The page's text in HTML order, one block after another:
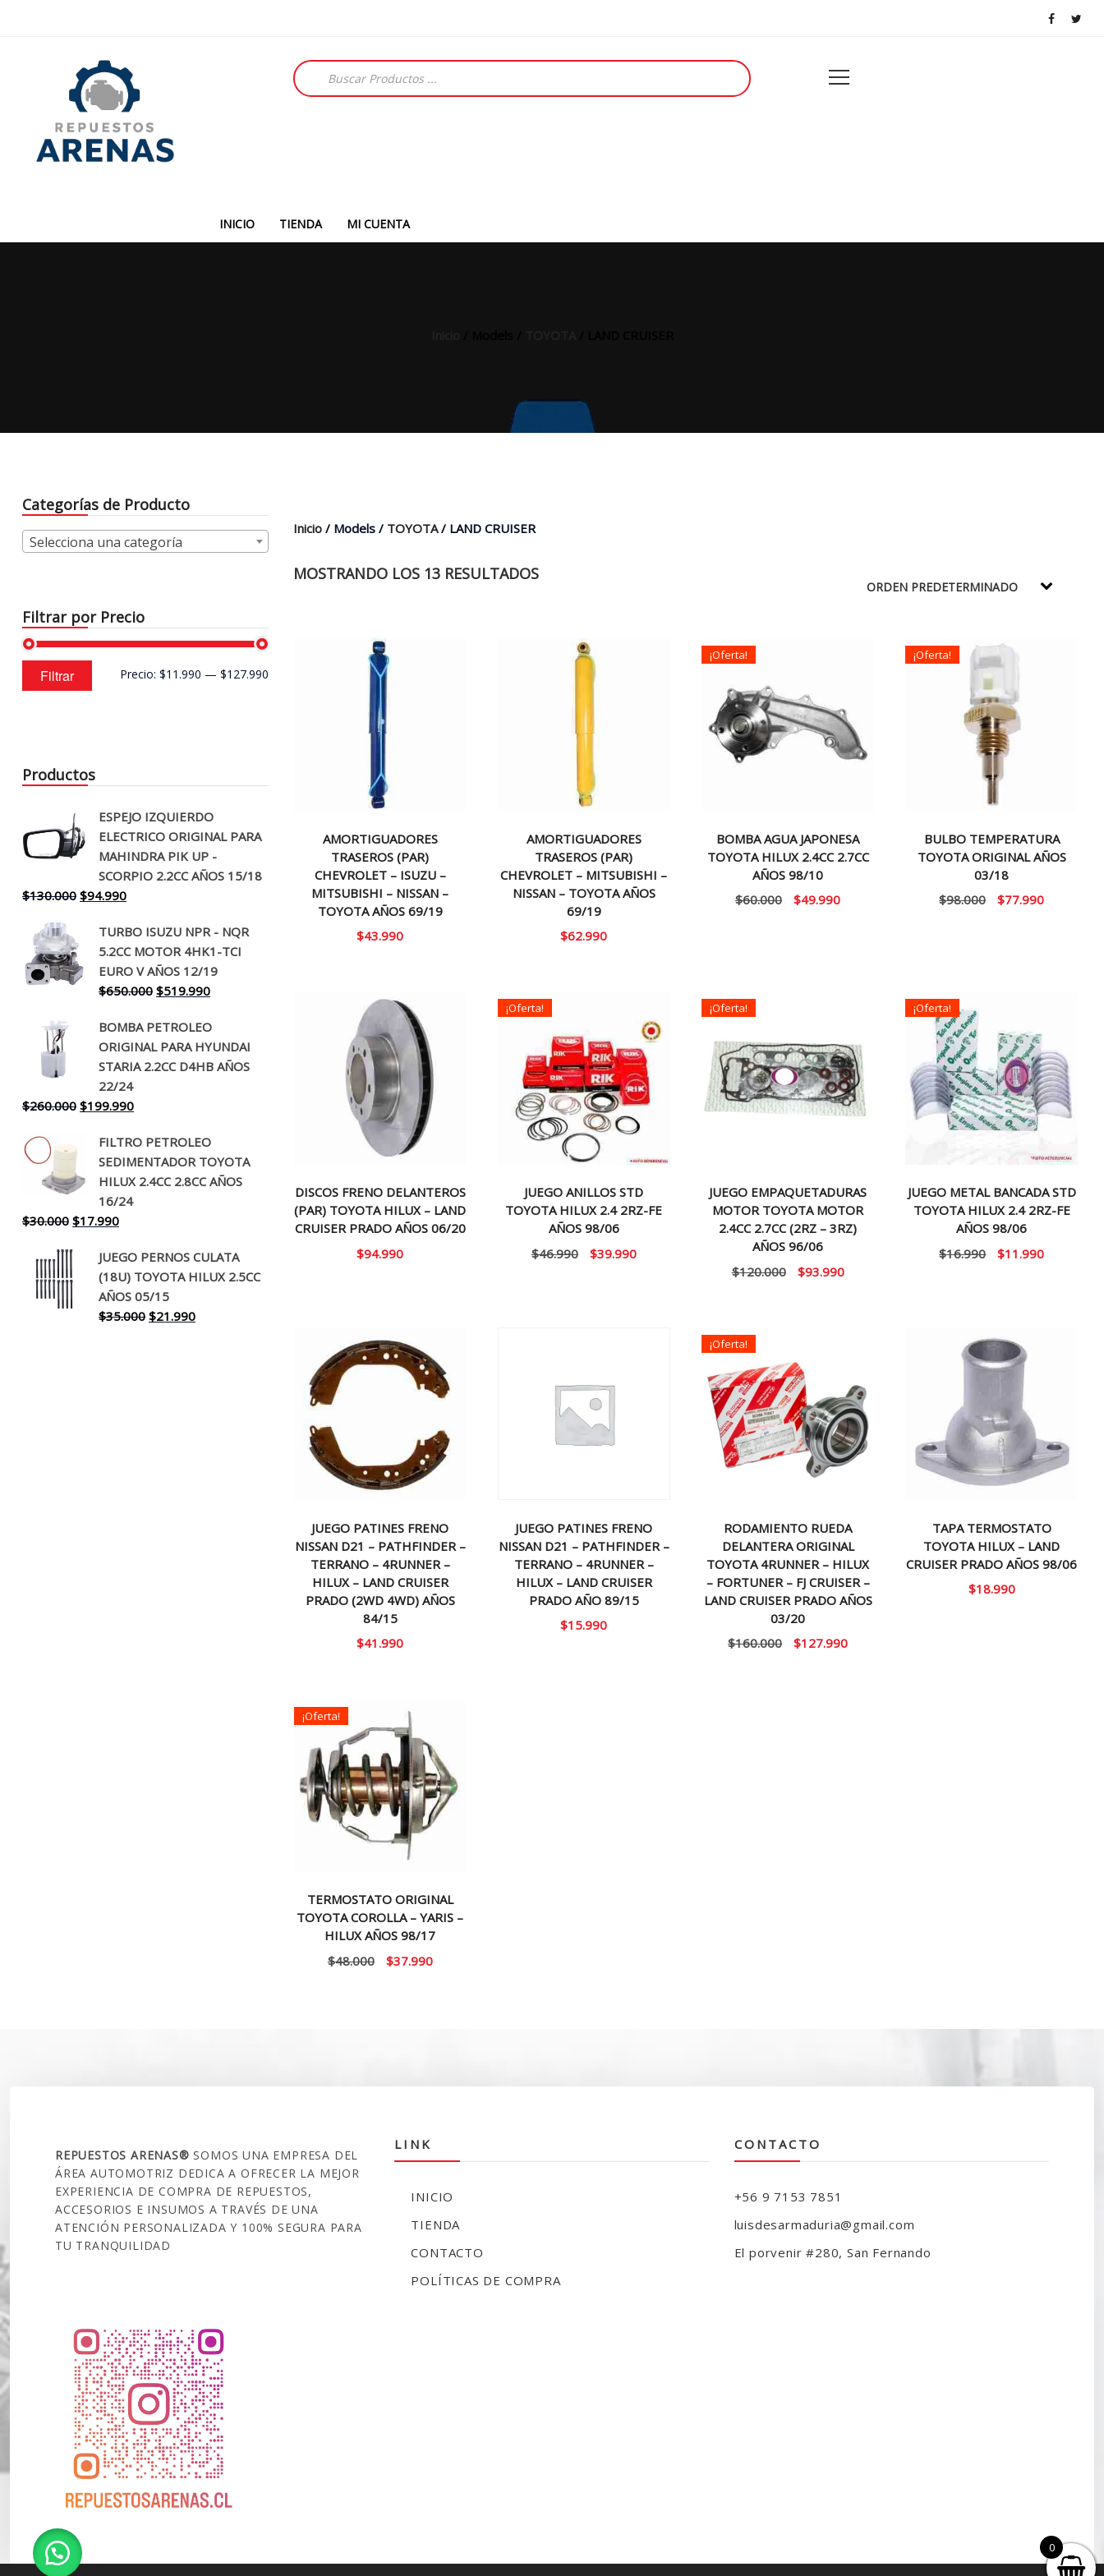
Búsqueda
de
productos
INICIO TIENDA MI CUENTA
Categorías de Producto
Selecciona una categoría
Filtrar por Precio
Precio
mínimo
Precio
máximo
Filtrar Precio: $11.990 — $127.990
Productos
ESPEJO IZQUIERDO
ELECTRICO ORIGINAL PARA
MAHINDRA PIK UP -
SCORPIO 2.2CC AÑOS 15/18
$130.000 El
original
era:
$130.000.
$94.990El
actual
es:
$94.990.
TURBO ISUZU NPR - NQR
5.2CC MOTOR 4HK1-TCI
EURO V AÑOS 12/19
$650.000 El
original
era:
$650.000.
$519.990El
actual
es:
$519.990.
BOMBA PETROLEO
ORIGINAL PARA HYUNDAI
STARIA 2.2CC D4HB AÑOS
22/24
$260.000 El
original
era:
$260.000.
$199.990El
actual
es:
$199.990.
FILTRO PETROLEO
SEDIMENTADOR TOYOTA
HILUX 2.4CC 2.8CC AÑOS
16/24
$30.000 El
original
era:
$30.000.
$17.990El
actual
es:
$17.990.
JUEGO PERNOS CULATA
(18U) TOYOTA HILUX 2.5CC
AÑOS 05/15
$35.000 El
$21.990El
Inicio / Models / TOYOTA/ LAND CRUISER
MOSTRANDO LOS 13 RESULTADOS
AMORTIGUADORES
TRASEROS (PAR)
CHEVROLET – ISUZU –
MITSUBISHI – NISSAN –
TOYOTA AÑOS 69/19
$43.990
AMORTIGUADORES
TRASEROS (PAR)
CHEVROLET – MITSUBISHI –
NISSAN – TOYOTA AÑOS
69/19
$62.990
¡Oferta!
BOMBA AGUA JAPONESA
TOYOTA HILUX 2.4CC 2.7CC
AÑOS 98/10
$60.000
El
$49.990El
¡Oferta!
BULBO TEMPERATURA
TOYOTA ORIGINAL AÑOS
03/18
$98.000
El
$77.990El
DISCOS FRENO DELANTEROS
(PAR) TOYOTA HILUX – LAND
CRUISER PRADO AÑOS 06/20
$94.990
¡Oferta!
JUEGO ANILLOS STD
TOYOTA HILUX 2.4 2RZ-FE
AÑOS 98/06
$46.990
El
$39.990El
¡Oferta!
JUEGO EMPAQUETADURAS
MOTOR TOYOTA MOTOR
2.4CC 2.7CC (2RZ – 3RZ)
AÑOS 96/06
$120.000
El
$93.990El
¡Oferta!
JUEGO METAL BANCADA STD
TOYOTA HILUX 2.4 2RZ-FE
AÑOS 98/06
$16.990
El
$11.990El
JUEGO PATINES FRENO
NISSAN D21 – PATHFINDER –
TERRANO – 4RUNNER –
HILUX – LAND CRUISER
PRADO (2WD 4WD) AÑOS
84/15
$41.990
JUEGO PATINES FRENO
NISSAN D21 – PATHFINDER –
TERRANO – 4RUNNER –
HILUX – LAND CRUISER
PRADO AÑO 89/15
$15.990
¡Oferta!
RODAMIENTO RUEDA
DELANTERA ORIGINAL
TOYOTA 4RUNNER – HILUX
– FORTUNER – FJ CRUISER –
LAND CRUISER PRADO AÑOS
03/20
$160.000
El
$127.990El
TAPA TERMOSTATO
TOYOTA HILUX – LAND
CRUISER PRADO AÑOS 98/06
$18.990
¡Oferta!
TERMOSTATO ORIGINAL
TOYOTA COROLLA – YARIS –
HILUX AÑOS 98/17
$48.000
El
$37.990El
REPUESTOS ARENAS®SOMOS UNA EMPRESA DEL
ÁREA AUTOMOTRIZ DEDICA A OFRECER LA MEJOR
EXPERIENCIA DE COMPRA DE REPUESTOS,
ACCESORIOS E INSUMOS A TRAVÉS DE UNA
ATENCIÓN PERSONALIZADA Y 100% SEGURA PARA
TU TRANQUILIDAD
LINK
INICIO
TIENDA
CONTACTO
POLÍTICAS DE COMPRA
CONTACTO
+56 9 7153 7851
luisdesarmaduria@gmail.com
El porvenir #280, San Fernando
0